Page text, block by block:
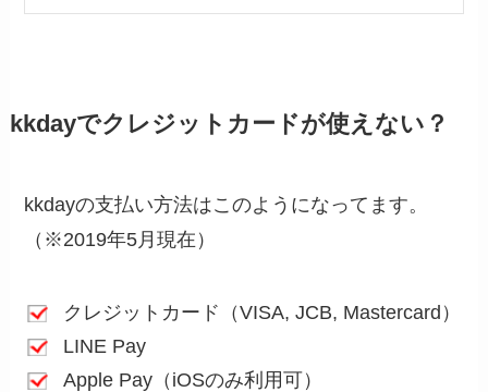
kkdayでクレジットカードが使えない？
kkdayの支払い方法はこのようになってます。
（※2019年5月現在）
クレジットカード（VISA, JCB, Mastercard）
LINE Pay
Apple Pay（iOSのみ利用可）